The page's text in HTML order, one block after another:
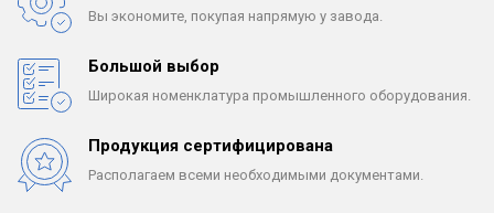
Вы экономите, покупая напрямую у завода.
Большой выбор
Широкая номенклатура промышленного оборудования.
Продукция сертифицирована
Располагаем всеми необходимыми документами.